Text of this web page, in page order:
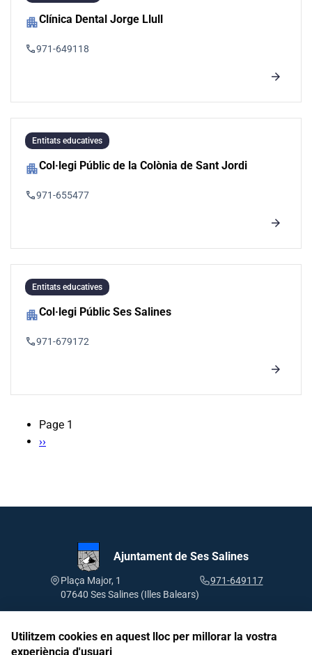
apartmentClínica Dental Jorge Llull
phone971-649118
arrow_forward
Entitats educatives
apartmentCol·legi Públic de la Colònia de Sant Jordi
phone971-655477
arrow_forward
Entitats educatives
apartmentCol·legi Públic Ses Salines
phone971-679172
arrow_forward
Pagination
Page 1
Next
››
Ajuntament de Ses Salines
Plaça Major, 1
07640 Ses Salines (Illes Balears)
971-649117
Utilitzem cookies en aquest lloc per millorar la vostra
experiència d'usuari